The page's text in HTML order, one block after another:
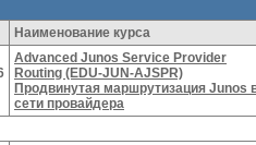
Наименование курса
Advanced Junos Service Provider
Routing (EDU-JUN-AJSPR)
Продвинутая маршрутизация Junos
сети провайдера